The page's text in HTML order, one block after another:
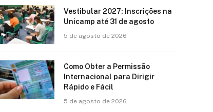
Vestibular 2027: Inscrições na
Unicamp até 31 de agosto
5 de agosto de 2026
Como Obter a Permissão
Internacional para Dirigir
Rápido e Fácil
5 de agosto de 2026